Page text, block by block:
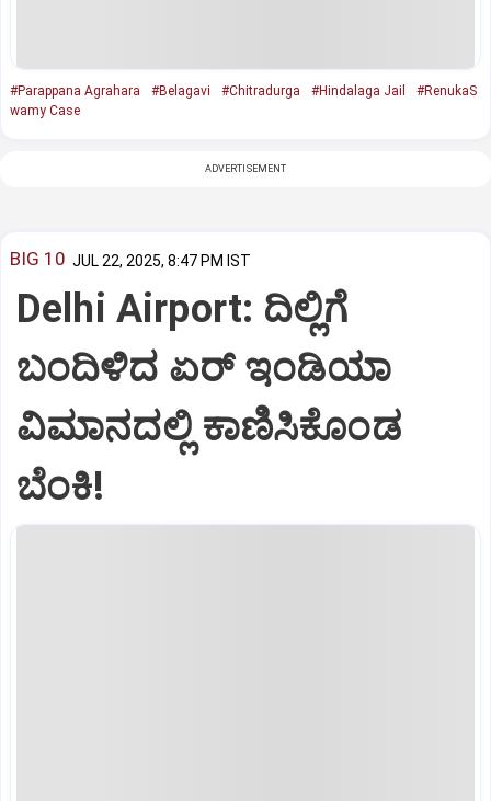
#Parappana Agrahara #Belagavi #Chitradurga #Hindalaga Jail
#RenukaS
wamy Case
ADVERTISEMENT
BIG 10 JUL 22, 2025, 8:47 PM IST
Delhi Airport: ದಿಲ್ಲಿಗೆ
ಬಂದಿಳಿದ ಏರ್‌ ಇಂಡಿಯಾ
ವಿಮಾನದಲ್ಲಿ ಕಾಣಿಸಿಕೊಂಡ
ಬೆಂಕಿ!